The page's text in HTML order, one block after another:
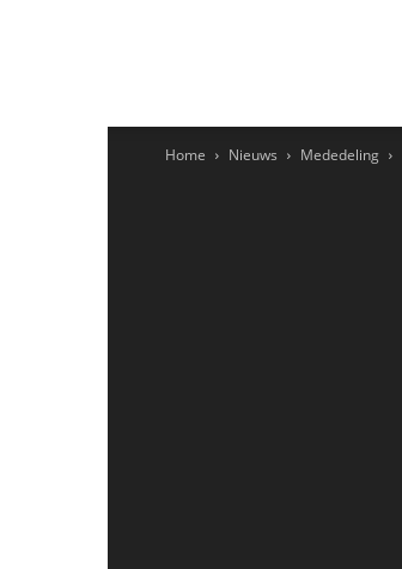
Home Nieuws Mededeling